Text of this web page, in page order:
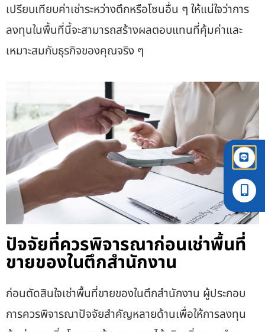
เปรียบเทียบค่าเช่าระหว่างตึกหรือโซนอื่น ๆ ให้แน่ใจว่าการ
ลงทุนในพื้นที่นี้จะสามารถสร้างผลตอบแทนที่คุ้มค่าและ
เหมาะสมกับธุรกิจของคุณจริง ๆ
ปัจจัยที่ควรพิจารณาก่อนเช่าพื้นที่
ขายของในตึกสำนักงาน
ก่อนตัดสินใจเช่าพื้นที่ขายของในตึกสำนักงาน ผู้ประกอบ
การควรพิจารณาปัจจัยสำคัญหลายด้านเพื่อให้การลงทุน